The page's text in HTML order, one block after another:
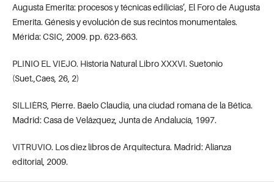
Augusta Emerita: procesos y técnicas edilicias’, El Foro de Augusta
Emerita. Génesis y evolución de sus recintos monumentales.
Mérida: CSIC, 2009. pp. 623-663.
PLINIO EL VIEJO. Historia Natural Libro XXXVI. Suetonio
(Suet.,Caes, 26, 2)
SILLIÈRS, Pierre. Baelo Claudia, una ciudad romana de la Bética.
Madrid: Casa de Velázquez, Junta de Andalucía, 1997.
VITRUVIO. Los diez libros de Arquitectura. Madrid: Alianza
editorial, 2009.